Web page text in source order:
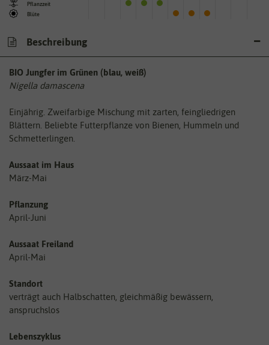
Pflanzzeit
Blüte
Beschreibung
BIO Jungfer im Grünen (blau, weiß)
Nigella damascena
Einjährig. Zweifarbige Mischung mit zarten, feingliedrigen
Blättern. Beliebte Futterpflanze von Bienen, Hummeln und
Schmetterlingen.
Aussaat im Haus
März-Mai
Pflanzung
April-Juni
Aussaat Freiland
April-Mai
Standort
verträgt auch Halbschatten, gleichmäßig bewässern,
anspruchslos
Lebenszyklus